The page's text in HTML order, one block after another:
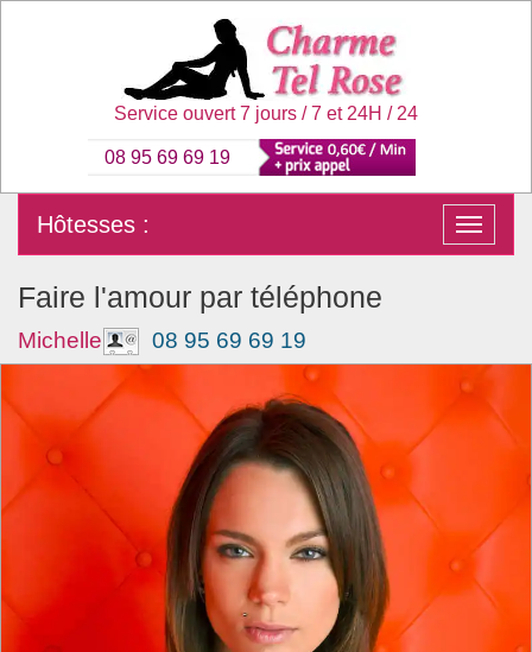
Service ouvert 7 jours / 7 et 24H / 24
08 95 69 69 19
Hôtesses :
Faire l'amour par téléphone
Michelle 08 95 69 69 19